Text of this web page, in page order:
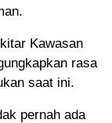
Kawasan
rasa
saat ini.
pernah ada